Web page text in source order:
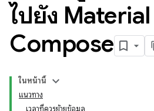
ไปยัง Material
Compose
ในหน้านี้
แนวทาง
เวลาที่ควรย้ายข้อมูล